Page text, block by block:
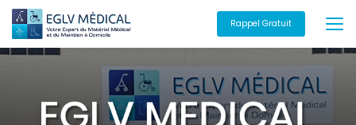
Aller
au
contenu
principal
Rappel Gratuit